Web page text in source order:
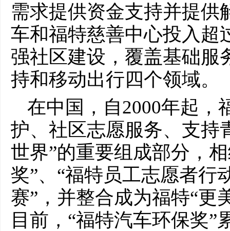
需求提供资金支持并提供
车和福特慈善中心投入超
强社区建设，覆盖基础服
持和移动出行四个领域。
在中国，自2000年起，
护、社区志愿服务、支持
世界”的重要组成部分，
奖”、“福特员工志愿者行
赛”，并整合成为福特“更
目前，“福特汽车环保奖”